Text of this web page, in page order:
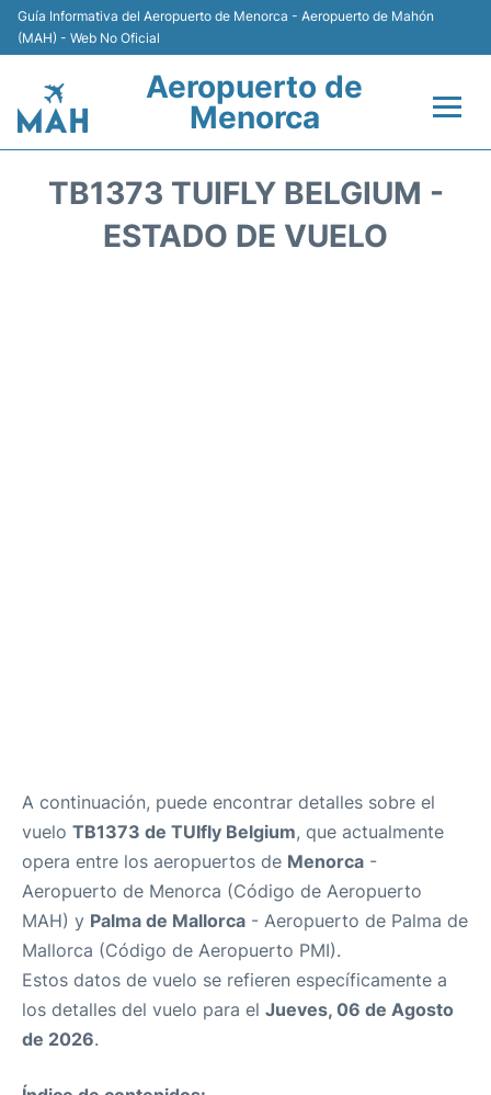
Guía Informativa del Aeropuerto de Menorca - Aeropuerto de Mahón
(MAH) - Web No Oficial
Aeropuerto de
Menorca
TB1373 TUIFLY BELGIUM -
ESTADO DE VUELO
A continuación, puede encontrar detalles sobre el
vuelo TB1373 de TUIfly Belgium, que actualmente
opera entre los aeropuertos de Menorca -
Aeropuerto de Menorca (Código de Aeropuerto
MAH) y Palma de Mallorca - Aeropuerto de Palma de
Mallorca (Código de Aeropuerto PMI).
Estos datos de vuelo se refieren específicamente a
los detalles del vuelo para el Jueves, 06 de Agosto
de 2026.